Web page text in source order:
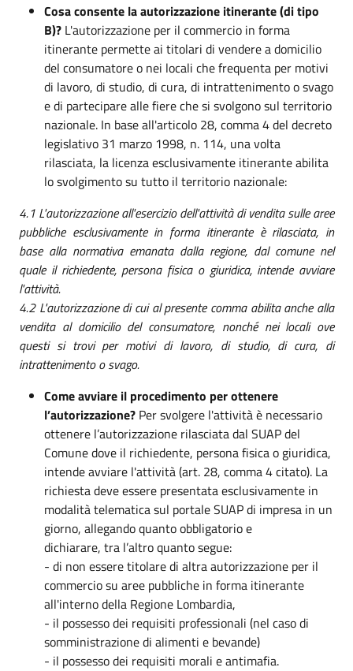
Cosa consente la autorizzazione itinerante (di tipo
B)? L'autorizzazione per il commercio in forma
itinerante permette ai titolari di vendere a domicilio
del consumatore o nei locali che frequenta per motivi
di lavoro, di studio, di cura, di intrattenimento o svago
e di partecipare alle fiere che si svolgono sul territorio
nazionale. In base all'articolo 28, comma 4 del decreto
legislativo 31 marzo 1998, n. 114, una volta
rilasciata, la licenza esclusivamente itinerante abilita
lo svolgimento su tutto il territorio nazionale:
4.1 L'autorizzazione all'esercizio dell'attività di vendita sulle aree
pubbliche esclusivamente in forma itinerante è rilasciata, in
base alla normativa emanata dalla regione, dal comune nel
quale il richiedente, persona fisica o giuridica, intende avviare
l'attività.
4.2 L'autorizzazione di cui al presente comma abilita anche alla
vendita al domicilio del consumatore, nonché nei locali ove
questi si trovi per motivi di lavoro, di studio, di cura, di
intrattenimento o svago.
Come avviare il procedimento per ottenere
l’autorizzazione? Per svolgere l'attività è necessario
ottenere l’autorizzazione rilasciata dal SUAP del
Comune dove il richiedente, persona fisica o giuridica,
intende avviare l'attività (art. 28, comma 4 citato). La
richiesta deve essere presentata esclusivamente in
modalità telematica sul portale SUAP di impresa in un
giorno, allegando quanto obbligatorio e
dichiarare, tra l’altro quanto segue:
- di non essere titolare di altra autorizzazione per il
commercio su aree pubbliche in forma itinerante
all'interno della Regione Lombardia,
- il possesso dei requisiti professionali (nel caso di
somministrazione di alimenti e bevande)
- il possesso dei requisiti morali e antimafia.